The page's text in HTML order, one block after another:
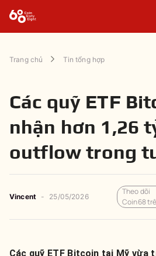
Trang chủ Tin tổng hợp
Các quỹ ETF
nhận hơn 1,26
outflow trong
Vincent - 25/05/2026
Theo dõi
Coin68
Các quỹ ETF Bitcoin tại Mỹ vừa